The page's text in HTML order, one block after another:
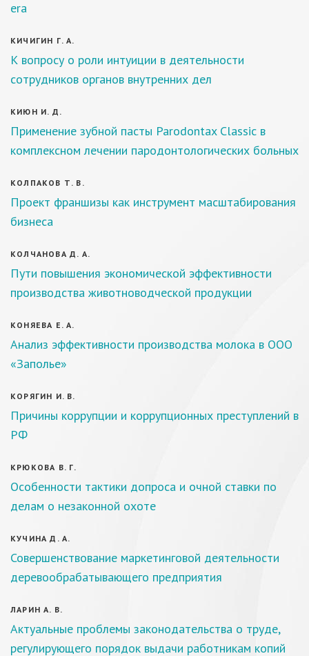
era
КИЧИГИН Г. А.
К вопросу о роли интуиции в деятельности
сотрудников органов внутренних дел
КИЮН И. Д.
Применение зубной пасты Parodontax Classic в
комплексном лечении пародонтологических больных
КОЛПАКОВ Т. В.
Проект франшизы как инструмент масштабирования
бизнеса
КОЛЧАНОВА Д. А.
Пути повышения экономической эффективности
производства животноводческой продукции
КОНЯЕВА Е. А.
Анализ эффективности производства молока в ООО
«Заполье»
КОРЯГИН И. В.
Причины коррупции и коррупционных преступлений в
РФ
КРЮКОВА В. Г.
Особенности тактики допроса и очной ставки по
делам о незаконной охоте
КУЧИНА Д. А.
Совершенствование маркетинговой деятельности
деревообрабатывающего предприятия
ЛАРИН А. В.
Актуальные проблемы законодательства о труде,
регулирующего порядок выдачи работникам копий